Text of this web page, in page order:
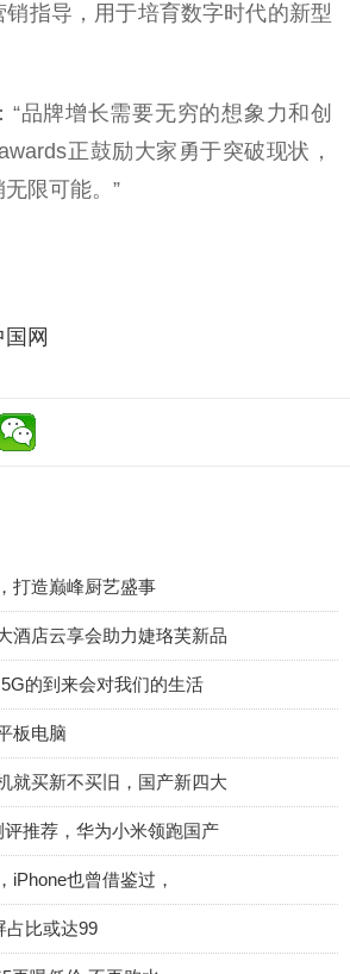
指导，用于培育数字时代的新型
牌增长需要无穷的想象力和创
正鼓励大家勇于突破现状，
限可能。”
网
打造巅峰厨艺盛事
酒店云享会助力婕珞芙新品
的到来会对我们的生活
板电脑
就买新不买旧，国产新四大
推荐，华为小米领跑国产
iPhone也曾借鉴过，
占比或达99